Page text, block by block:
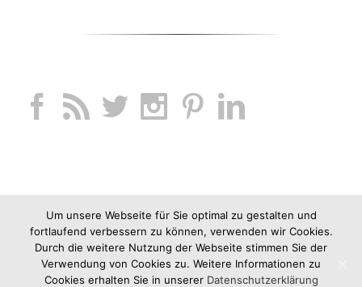
Um unsere Webseite für Sie optimal zu gestalten und
fortlaufend verbessern zu können, verwenden wir Cookies.
Durch die weitere Nutzung der Webseite stimmen Sie der
Verwendung von Cookies zu. Weitere Informationen zu
Cookies erhalten Sie in unserer Datenschutzerklärung